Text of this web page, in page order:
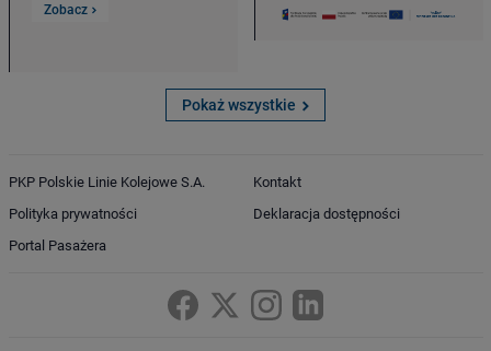
Zobacz
Pokaż wszystkie
PKP Polskie Linie Kolejowe S.A.
Polityka prywatności
Portal Pasażera
Kontakt
Deklaracja dostępności